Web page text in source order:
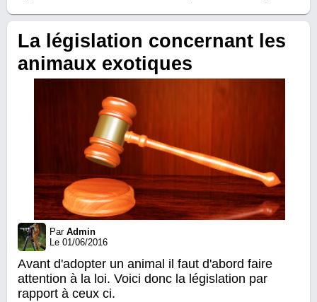
La législation concernant les
animaux exotiques
Par Admin
Le 01/06/2016
Avant d'adopter un animal il faut d'abord faire
attention à la loi. Voici donc la législation par
rapport à ceux ci.